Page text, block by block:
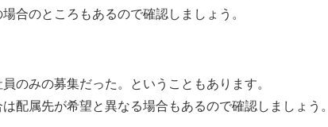
合のところもあるので確認しましょう。
のみの募集だった。ということもあります。
配属先が希望と異なる場合もあるので確認しましょう。